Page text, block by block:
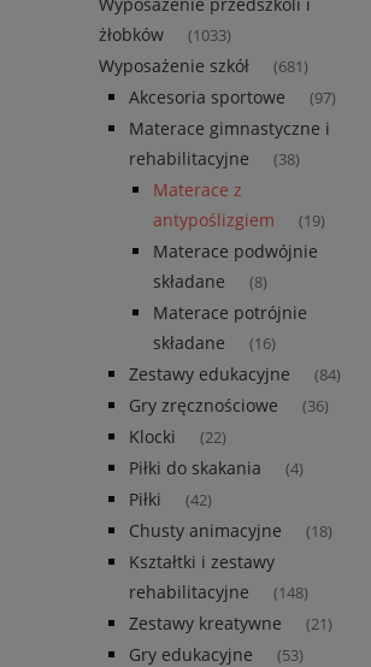
żłobków
(1033)
Wyposażenie szkół (681)
Akcesoria sportowe (97)
Materace gimnastyczne i
rehabilitacyjne
(38)
Materace z
antypoślizgiem
(19)
Materace podwójnie
składane
(8)
Materace potrójnie
składane
(16)
Zestawy edukacyjne (84)
Gry zręcznościowe (36)
Klocki (22)
Piłki do skakania (4)
Piłki (42)
Chusty animacyjne (18)
Kształtki i zestawy
rehabilitacyjne
(148)
Zestawy kreatywne (21)
Gry edukacyjne (53)